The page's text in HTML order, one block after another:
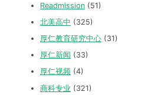
Readmission (51)
北美高中 (325)
厚仁教育研究中心 (31)
厚仁新闻 (33)
厚仁视频 (4)
商科专业 (321)